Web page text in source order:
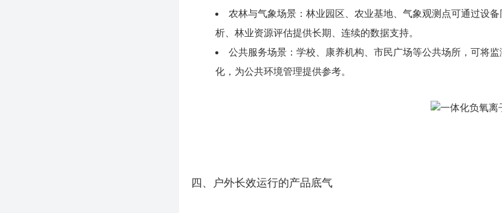
农林与气象场景：林业园区、农业基地、气象观测点可通过设
析、林业资源评估提供长期、连续的数据支持。
公共服务场景：学校、康养机构、市民广场等公共场所，可将
化，为公共环境管理提供参考。
四、户外长效运行的产品底气